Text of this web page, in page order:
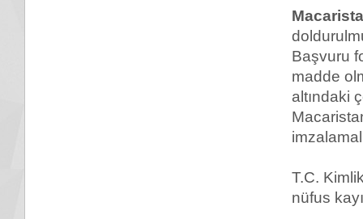
Başvuru
madde
altındaki
T.C.
nüfus